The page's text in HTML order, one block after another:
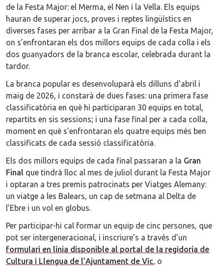
de la Festa Major: el Merma, el Nen i la Vella. Els equips
hauran de superar jocs, proves i reptes lingüístics en
diverses fases per arribar a la Gran Final de la Festa Major,
on s’enfrontaran els dos millors equips de cada colla i els
dos guanyadors de la branca escolar, celebrada durant la
tardor.
La branca popular es desenvoluparà els dilluns d’abril i
maig de 2026, i constarà de dues fases: una primera fase
classificatòria en què hi participaran 30 equips en total,
repartits en sis sessions; i una fase final per a cada colla,
moment en què s’enfrontaran els quatre equips més ben
classificats de cada sessió classificatòria.
Els dos millors equips de cada final passaran a la Gran
Final que tindrà lloc al mes de juliol durant la Festa Major
i optaran a tres premis patrocinats per Viatges Alemany:
un viatge a les Balears, un cap de setmana al Delta de
l’Ebre i un vol en globus.
Per participar-hi cal formar un equip de cinc persones, que
pot ser intergeneracional, i inscriure’s a través d’un
formulari en línia disponible al portal de la regidoria de
Cultura i Llengua de l’Ajuntament de Vic, o